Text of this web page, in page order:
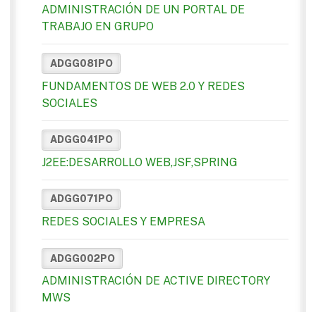
ADMINISTRACIÓN DE UN PORTAL DE
TRABAJO EN GRUPO
ADGG081PO
FUNDAMENTOS DE WEB 2.0 Y REDES
SOCIALES
ADGG041PO
J2EE:DESARROLLO WEB,JSF,SPRING
ADGG071PO
REDES SOCIALES Y EMPRESA
ADGG002PO
ADMINISTRACIÓN DE ACTIVE DIRECTORY
MWS